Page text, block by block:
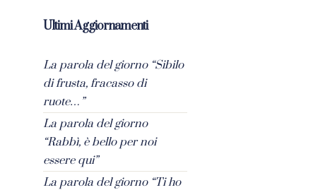
Ultimi Aggiornamenti
La parola del giorno “Sibilo
di frusta, fracasso di
ruote…”
La parola del giorno
“Rabbì, è bello per noi
essere qui”
La parola del giorno “Ti ho